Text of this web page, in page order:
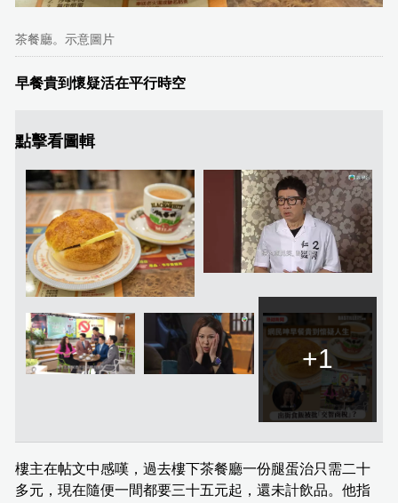
茶餐廳。示意圖片
早餐貴到懷疑活在平行時空
點擊看圖輯
+1
樓主在帖文中感嘆，過去樓下茶餐廳一份腿蛋治只需二十
多元，現在隨便一間都要三十五元起，還未計飲品。他指